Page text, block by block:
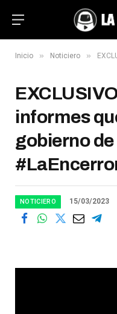
Inicio » Noticiero »
informes
gobierno
NOTICIERO 15/03/2023